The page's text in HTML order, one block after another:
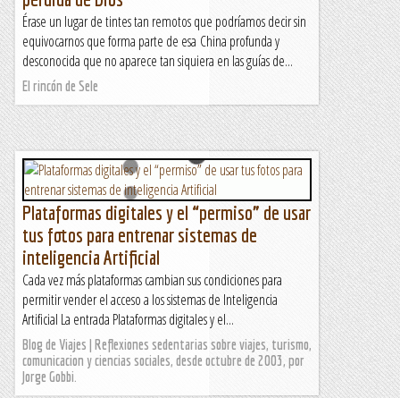
Érase un lugar de tintes tan remotos que podríamos decir sin
equivocarnos que forma parte de esa China profunda y
desconocida que no aparece tan siquiera en las guías de...
El rincón de Sele
Plataformas digitales y el “permiso” de usar
tus fotos para entrenar sistemas de
inteligencia Artificial
Cada vez más plataformas cambian sus condiciones para
permitir vender el acceso a los sistemas de Inteligencia
Artificial La entrada Plataformas digitales y el...
Blog de Viajes | Reflexiones sedentarias sobre viajes, turismo,
comunicacion y ciencias sociales, desde octubre de 2003, por
Jorge Gobbi.